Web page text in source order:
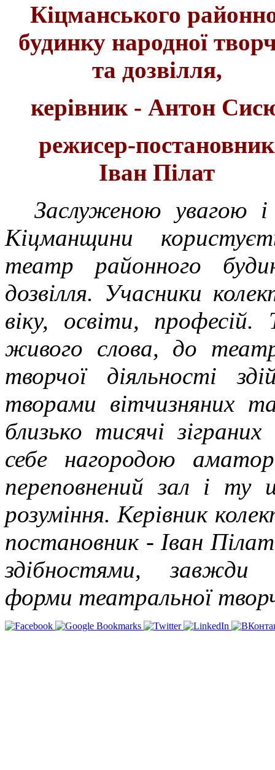
Кіцманського
будинку народної
та дозвілля,
керівник - Антон
режисер-
Іван Пілат
Заслуженою увагою
Кіцманщини
театр районного
дозвілля. Учасники
віку, освіти,
живого слова, до
творчої діяльності
творами вітчизняних
близько тисячі
себе нагородою
переповнений зал і ту
розуміння. Керівник
постановник - Іван
здібностями, завжди
форми театральної